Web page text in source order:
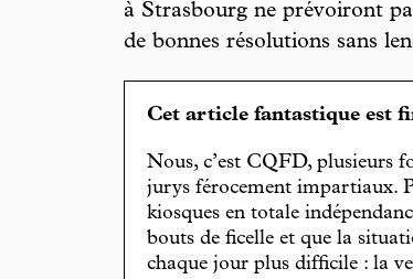
à Strasbourg ne prévoiront
de bonnes résolutions sans
Cet article fantastique est
Nous, c’est CQFD, plusieurs
jurys férocement impartiaux.
kiosques en totale
bouts de ficelle et que la
chaque jour plus difficile : la